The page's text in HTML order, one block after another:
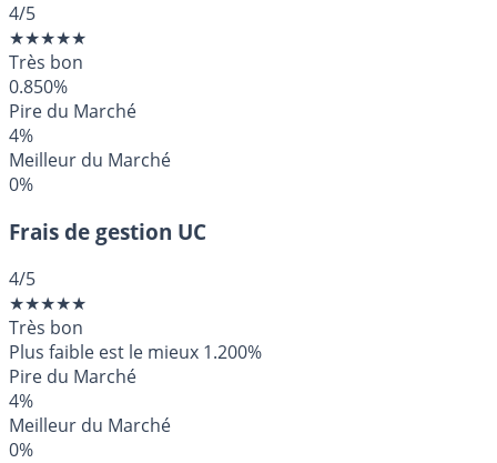
4/5
★★★★★
Très bon
0.850%
Pire du Marché
4%
Meilleur du Marché
0%
Frais de gestion UC
4/5
★★★★★
Très bon
Plus faible est le mieux 1.200%
Pire du Marché
4%
Meilleur du Marché
0%